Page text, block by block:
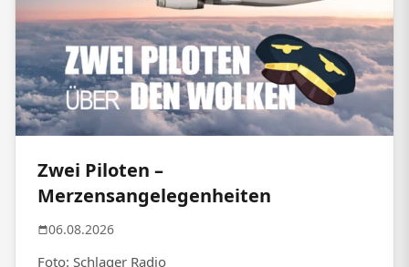
Zwei Piloten –
Merzensangelegenheiten
06.08.2026
Foto: Schlager Radio